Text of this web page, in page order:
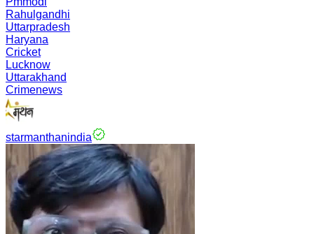
Rahulgandhi
Uttarpradesh
Haryana
Cricket
Lucknow
Uttarakhand
Crimenews
starmanthanindia